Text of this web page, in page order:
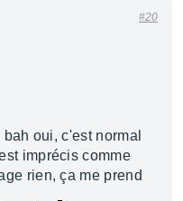
#20
oui, c'est normal
imprécis comme
rien, ça me prend